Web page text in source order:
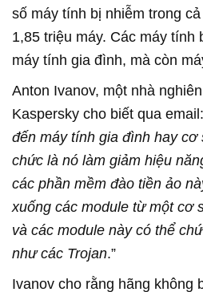
số máy tính bị nhiễm trong
1,85 triệu máy. Các máy tính
máy tính gia đình, mà còn
Anton Ivanov, một nhà
Kaspersky cho biết qua
đến máy tính gia đình hay cơ
chức là nó làm giảm hiệu
các phần mềm đào tiền ảo
xuống các module từ một cơ
và các module này có thể
như các Trojan.”
Ivanov cho rằng hãng không